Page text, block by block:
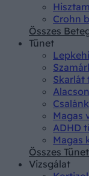
Crohn
Összes
Tünet
Skarlát
Magas
ADHD
Magas
Összes Tünet
Vizsgálat